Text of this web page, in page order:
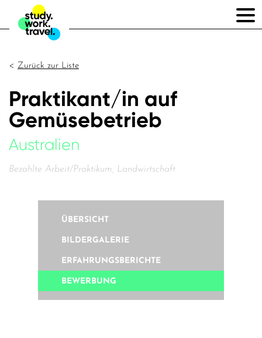
Zurück zur Liste
Praktikant/in auf
Gemüsebetrieb
Australien
Bezahlte Arbeit/Praktikum, Landwirtschaft
ÜBERSICHT
BILDERGALERIE
ERFAHRUNGSBERICHTE
BEWERBUNG